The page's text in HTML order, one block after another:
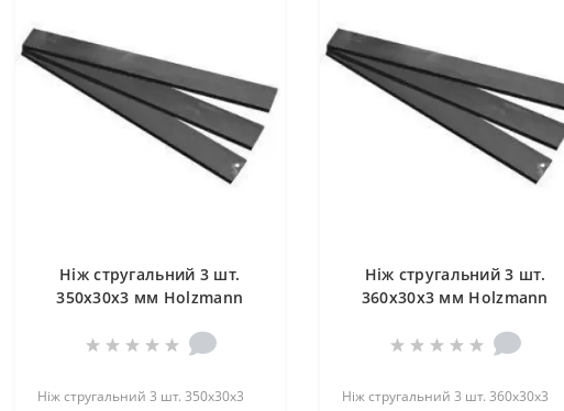
Ніж стругальний 3 шт.
350x30x3 мм Holzmann
Ніж стругальний 3 шт. 350x30x3
Ніж стругальний 3 шт.
360x30x3 мм Holzmann
Ніж стругальний 3 шт. 360x30x3